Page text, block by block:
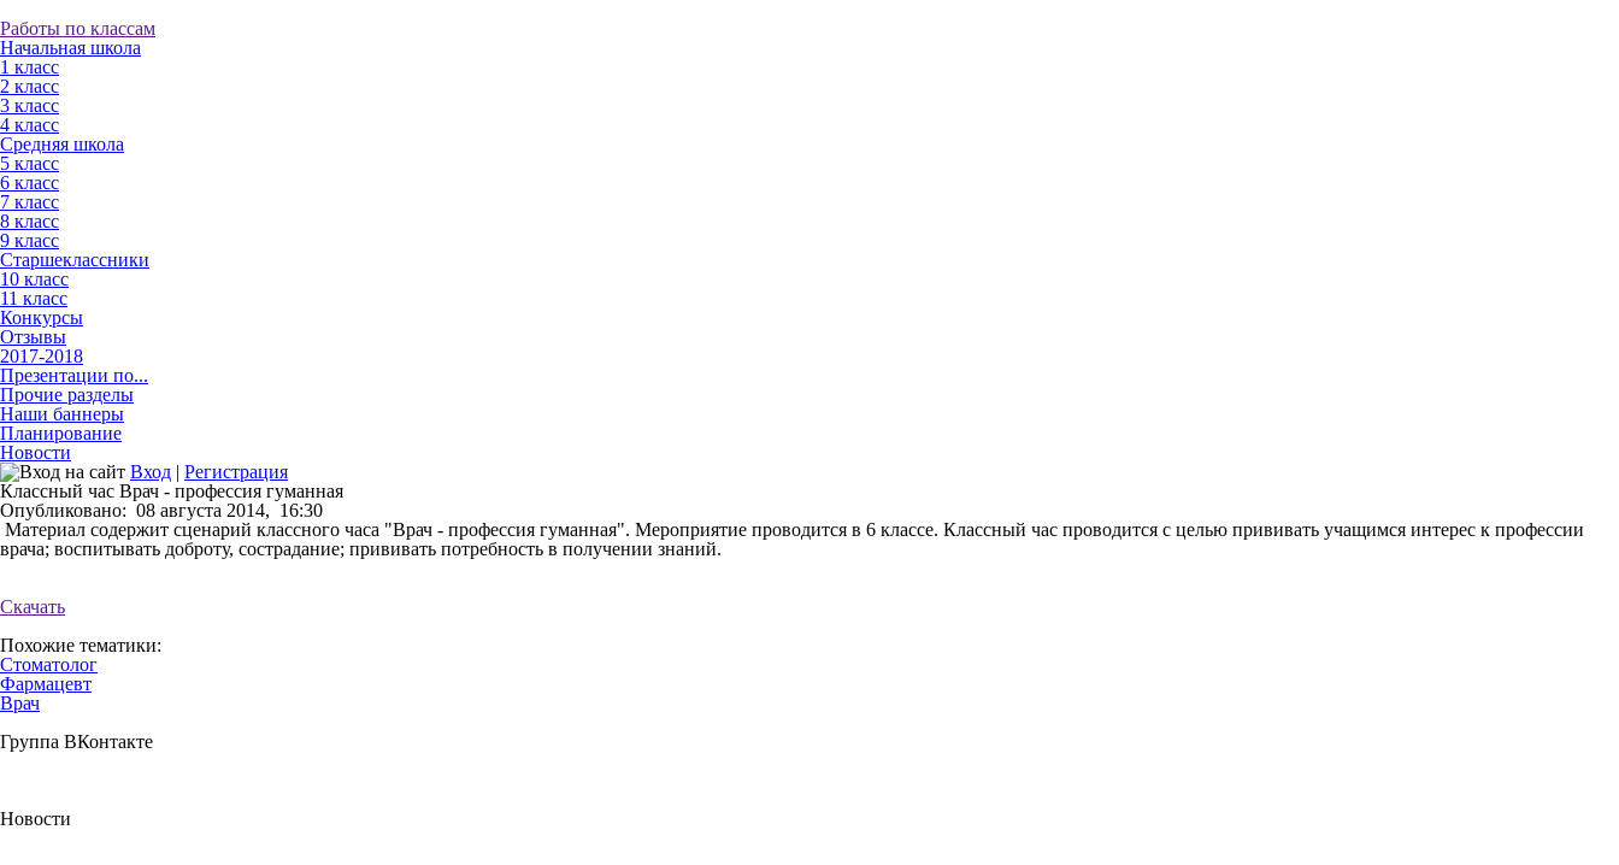
Работы по классам
Начальная школа
1 класс
2 класс
3 класс
4 класс
Средняя школа
5 класс
6 класс
7 класс
8 класс
9 класс
Старшеклассники
10 класс
11 класс
Конкурсы
Отзывы
2017-2018
Презентации по...
Прочие разделы
Наши баннеры
Планирование
Новости
Вход | Регистрация
Классный час Врач - профессия гуманная
Опубликовано: 08 августа 2014, 16:30
Материал содержит сценарий классного часа "Врач - профессия гуманная". Мероприятие проводится в 6 классе. Классный час проводится с целью прививать учащимся интерес к профессии
врача; воспитывать доброту, сострадание; прививать потребность в получении знаний.
Скачать
Похожие тематики:
Стоматолог
Фармацевт
Врач
Группа ВКонтакте
Новости